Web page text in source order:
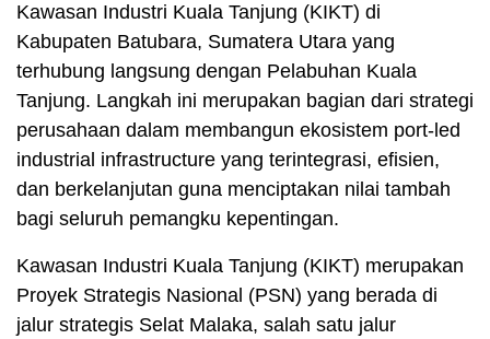
Kawasan Industri Kuala Tanjung (KIKT) di
Kabupaten Batubara, Sumatera Utara yang
terhubung langsung dengan Pelabuhan Kuala
Tanjung. Langkah ini merupakan bagian dari strategi
perusahaan dalam membangun ekosistem port-led
industrial infrastructure yang terintegrasi, efisien,
dan berkelanjutan guna menciptakan nilai tambah
bagi seluruh pemangku kepentingan.
Kawasan Industri Kuala Tanjung (KIKT) merupakan
Proyek Strategis Nasional (PSN) yang berada di
jalur strategis Selat Malaka, salah satu jalur